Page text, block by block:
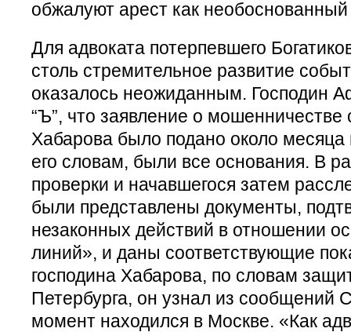
обжалуют арест как
Для адвоката потерпевшего
столь стремительное развитие
оказалось неожиданным. Господин
“Ъ”, что заявление о мошенничестве
Хабарова было подано около месяца
его словам, были все основания. В
проверки и начавшегося затем
были представлены документы,
незаконных действий в отношении
линий», и даны соответствующие
господина Хабарова, по словам
Петербурга, он узнал из сообщений
момент находился в Москве. «Как